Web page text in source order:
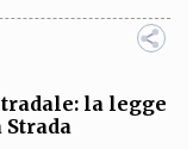
la legge